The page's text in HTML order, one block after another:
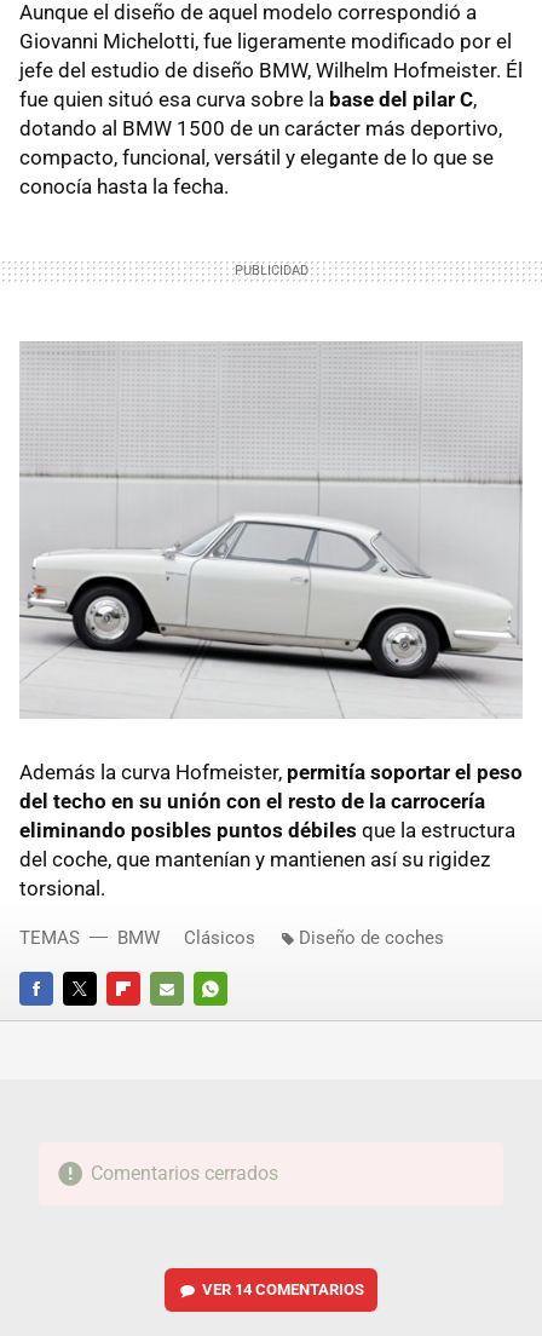
Aunque el diseño de aquel modelo correspondió a
Giovanni Michelotti, fue ligeramente modificado por el
jefe del estudio de diseño BMW, Wilhelm Hofmeister. Él
fue quien situó esa curva sobre la base del pilar C,
dotando al BMW 1500 de un carácter más deportivo,
compacto, funcional, versátil y elegante de lo que se
conocía hasta la fecha.
Además la curva Hofmeister, permitía soportar el peso
del techo en su unión con el resto de la carrocería
eliminando posibles puntos débiles que la estructura
del coche, que mantenían y mantienen así su rigidez
torsional.
FACEBOOKTWITTERFLIPBOARD
E-
WHATSAPP
TEMAS BMW Clásicos Diseño de coches
Comentarios cerrados
VER 14 COMENTARIOS